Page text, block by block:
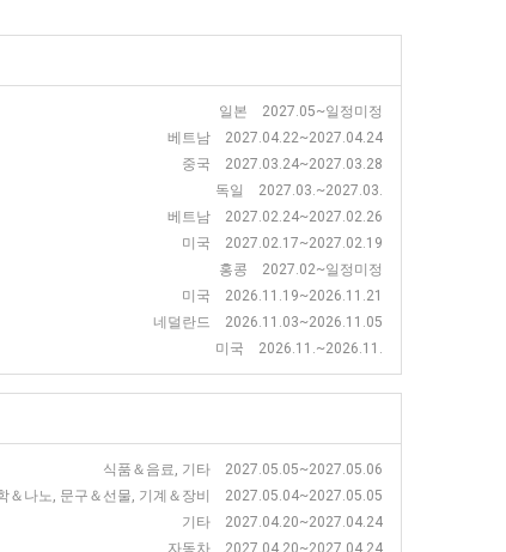
일본 2027.05~일정미정
베트남 2027.04.22~2027.04.24
중국 2027.03.24~2027.03.28
독일 2027.03.~2027.03.
베트남 2027.02.24~2027.02.26
미국 2027.02.17~2027.02.19
홍콩 2027.02~일정미정
미국 2026.11.19~2026.11.21
네덜란드 2026.11.03~2026.11.05
미국 2026.11.~2026.11.
식품＆음료, 기타 2027.05.05~2027.05.06
＆나노, 문구＆선물, 기계＆장비 2027.05.04~2027.05.05
기타 2027.04.20~2027.04.24
자동차 2027.04.20~2027.04.24